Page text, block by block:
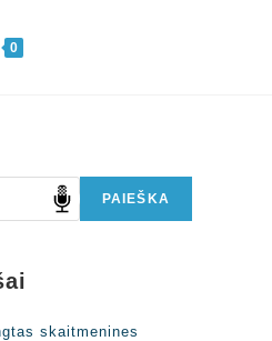
0
PAIEŠKA
skaitmenines